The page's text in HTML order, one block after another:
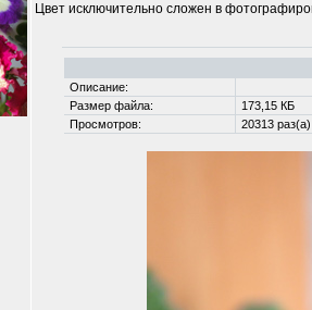
Цвет исключительно сложен в
Описание:
Размер файла:
173,15 КБ
Просмотров:
20313 раз(а)